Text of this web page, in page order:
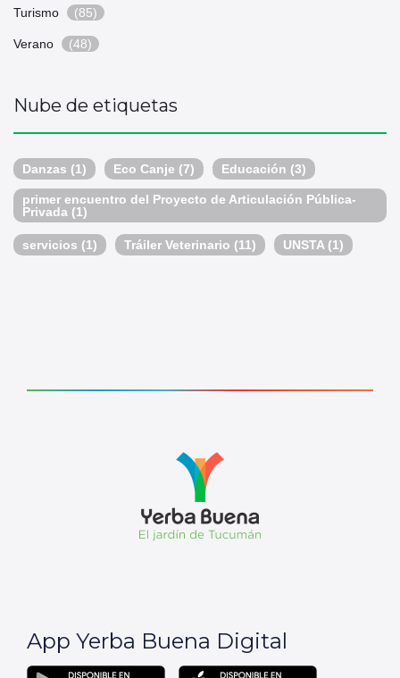
Turismo (85)
Verano (48)
Nube de etiquetas
Danzas (1) Eco Canje (7) Educación (3)
primer encuentro del Proyecto de Articulación Pública-
Privada (1)
servicios (1) Tráiler Veterinario (11) UNSTA(1)
App Yerba Buena Digital